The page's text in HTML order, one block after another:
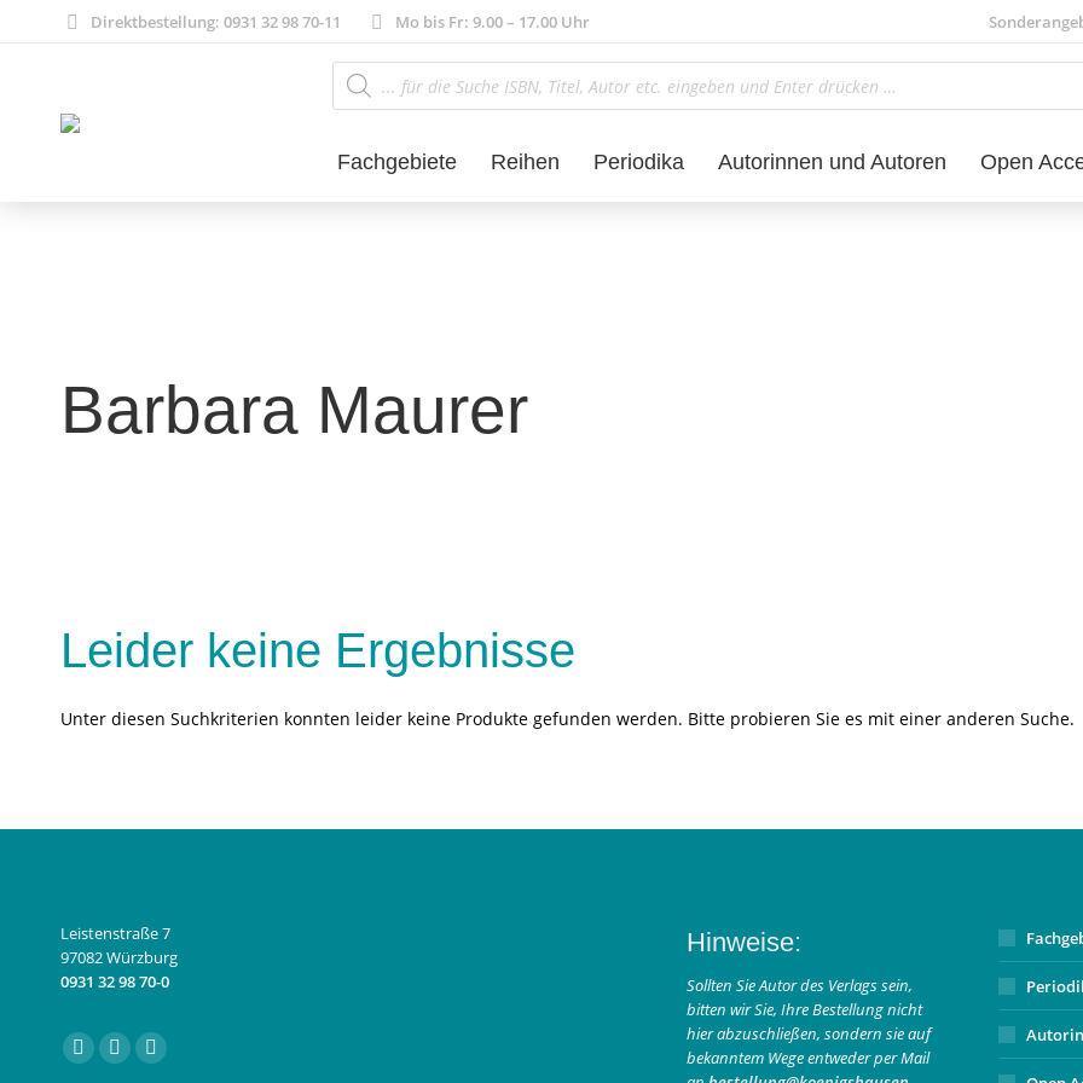
Direktbestellung: 0931 32 98 70-11 Mo bis Fr: 9.00 – 17.00 Uhr
Products
search
Fachgebiete Reihen Periodika Autorinnen und Autoren Open
Barbara Maurer
Leider keine Ergebnisse
Unter diesen Suchkriterien konnten leider keine Produkte gefunden werden. Bitte probieren Sie es mit einer anderen Suche.
Leistenstraße 7
97082 Würzburg
0931 32 98 70-0
Finden Sie uns auf:
FacebookInstagram
E-
Hinweise:
Sollten Sie Autor des Verlags sein,
bitten wir Sie, Ihre Bestellung nicht
hier abzuschließen, sondern sie auf
bekanntem Wege entweder per Mail